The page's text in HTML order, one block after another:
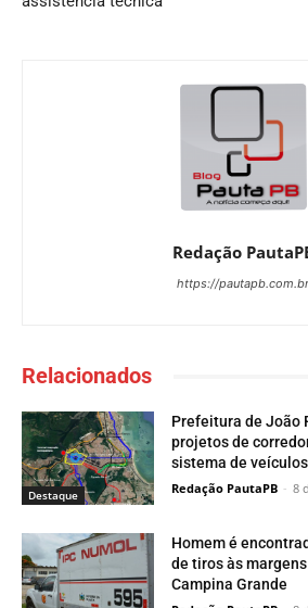
Redação
https://pautapb.com.br
Relacionados
Destaque
Prefeitura de João
projetos de
sistema de
Redação PautaPB - 8
Homem é
de tiros às
Campina Grande